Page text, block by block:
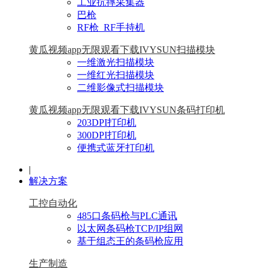
巴枪
RF枪_RF手持机
黄瓜视频app无限观看下载IVYSUN扫描模块
一维激光扫描模块
一维红光扫描模块
二维影像式扫描模块
黄瓜视频app无限观看下载IVYSUN条码打印机
203DPI打印机
300DPI打印机
便携式蓝牙打印机
|
解决方案
工控自动化
485口条码枪与PLC通讯
以太网条码枪TCP/IP组网
基于组态王的条码枪应用
生产制造